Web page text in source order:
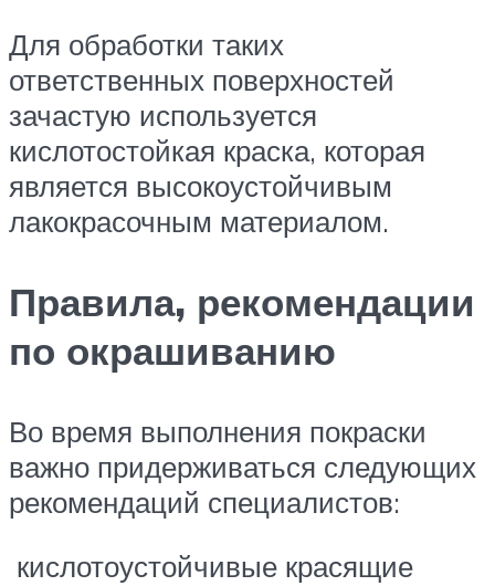
Для обработки таких
ответственных поверхностей
зачастую используется
кислотостойкая краска, которая
является высокоустойчивым
лакокрасочным материалом.
Правила, рекомендации
по окрашиванию
Во время выполнения покраски
важно придерживаться следующих
рекомендаций специалистов:
кислотоустойчивые красящие